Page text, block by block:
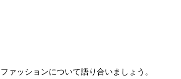
ァッションについて語り合いましょう。